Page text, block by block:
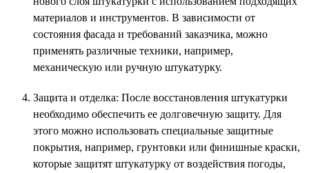
материалов и инструментов. В зависимости от
состояния фасада и требований заказчика, можно
применять различные техники, например,
механическую или ручную штукатурку.
Защита и отделка: После восстановления штукатурки
необходимо обеспечить ее долговечную защиту. Для
этого можно использовать специальные защитные
покрытия, например, грунтовки или финишные краски,
которые защитят штукатурку от воздействия погоды,